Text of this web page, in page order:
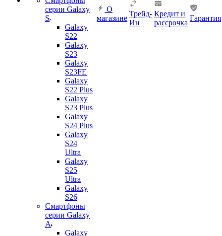
серии Galaxy
S
Galaxy
S22
Galaxy
S23
Galaxy
S23FE
Galaxy
S22 Plus
Galaxy
S23 Plus
Galaxy
S24 Plus
Galaxy
S24
Ultra
Galaxy
S25
Ultra
Galaxy
S26
Смартфоны
серии Galaxy
A
Galaxy
О
магазине
Трейд-
Ин
Кредит и
рассрочка
Гарантия